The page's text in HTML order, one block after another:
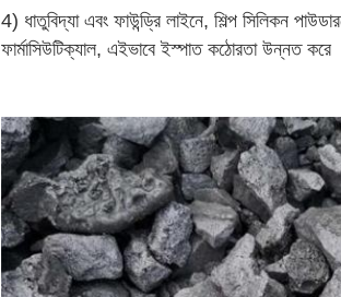
4) ধাতুবিদ্যা এবং ফাউন্ড্রি লাইনে, শিল্প সিলিকন
ফার্মাসিউটিক্যাল, এইভাবে ইস্পাত কঠোরতা উন্নত করে